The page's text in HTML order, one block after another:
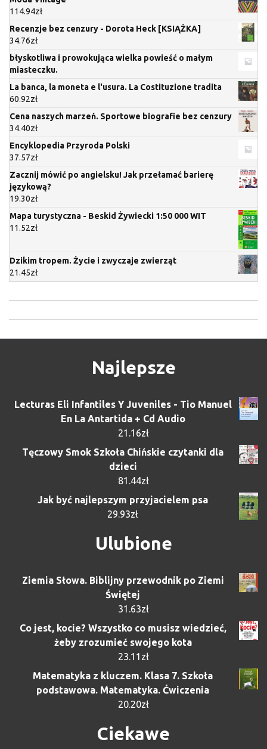
114.94zł
Recenzje bez cenzury - Dorota Heck [KSIĄŻKA]
34.76zł
błyskotliwa i prowokująca wielka powieść o małym
miasteczku.
La banca, la moneta e l'usura. La Costituzione tradita
60.92zł
Cena naszych marzeń. Sportowe biografie bez cenzury
34.40zł
Encyklopedia Przyroda Polski
37.57zł
Zacznij mówić po angielsku! Jak przełamać barierę
językową?
19.30zł
Mapa turystyczna - Beskid Żywiecki 1:50 000 WIT
11.52zł
Dzikim tropem. Życie i zwyczaje zwierząt
21.45zł
Najlepsze
Lecturas Eli Infantiles Y Juveniles - Tio Manuel
En La Antartida + Cd Audio
21.16zł
Tęczowy Smok Szkoła Chińskie czytanki dla
dzieci
81.44zł
Jak być najlepszym przyjacielem psa
29.93zł
Ulubione
Ziemia Słowa. Biblijny przewodnik po Ziemi
Świętej
31.63zł
Co jest, kocie? Wszystko co musisz wiedzieć,
żeby zrozumieć swojego kota
23.11 zł
Matematyka z kluczem. Klasa 7. Szkoła
podstawowa. Matematyka. Ćwiczenia
20.20zł
Ciekawe